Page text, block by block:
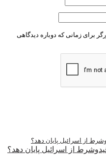
برای زمانی که دوباره دیدگاهی
از اسرائیل پایان دهد؟